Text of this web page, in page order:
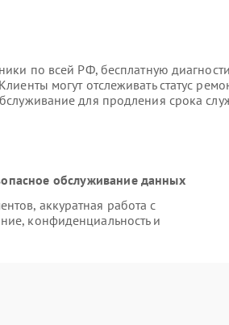
по всей РФ, бесплатную
могут отслеживать статус
для продления срока
обслуживание данных
аккуратная работа с
конфиденциальность и